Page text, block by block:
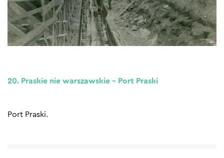
20. Praskie nie warszawskie – Port Praski
Port Praski.